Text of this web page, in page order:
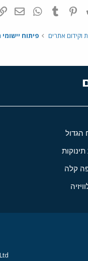
Reddit
Pinterest
Tumblr
וקידום אתרים פיתוח
הגדול
קלה